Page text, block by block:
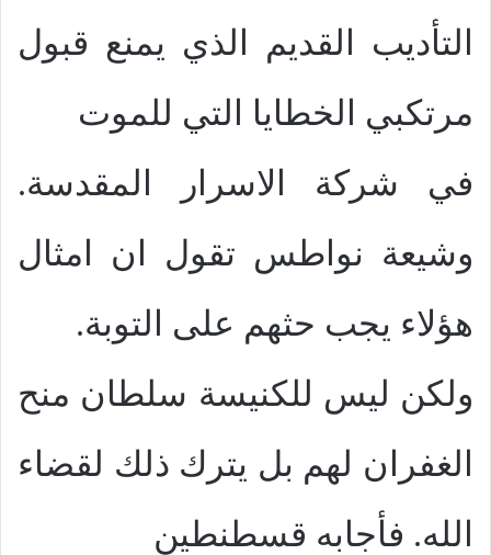
التأديب القديم الذي يمنع قبول
مرتكبي الخطايا التي للموت
في شركة الاسرار المقدسة.
وشيعة نواطس تقول ان امثال
هؤلاء يجب حثهم على التوبة.
ولكن ليس للكنيسة سلطان منح
الغفران لهم بل يترك ذلك لقضاء
الله. فأجابه قسطنطين